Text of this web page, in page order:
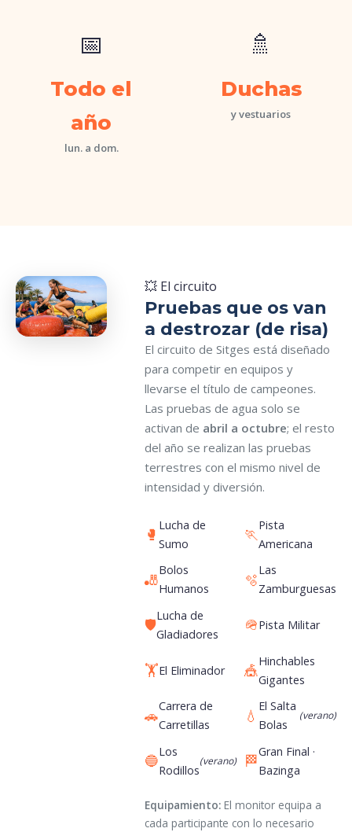
📅
Todo el
año
lun. a dom.
🚿
Duchas
y vestuarios
💥 El circuito
Pruebas que os van
a destrozar (de risa)
El circuito de Sitges está diseñado
para competir en equipos y
llevarse el título de campeones.
Las pruebas de agua solo se
activan de abril a octubre; el resto
del año se realizan las pruebas
terrestres con el mismo nivel de
intensidad y diversión.
🥊 Lucha de
Sumo
🏃Pista
Americana
🎳Bolos
Humanos
🫧Las
Zamburguesas
🛡️Lucha de
Gladiadores
🪖Pista Militar
🏋️El Eliminador 🎪Hinchables
Gigantes
🚗Carrera de
Carretillas
💧 El Salta
Bolas
(verano)
🔵Los
Rodillos
(verano) 🏁Gran Final ·
Bazinga
Equipamiento: El monitor equipa a
cada participante con lo necesario